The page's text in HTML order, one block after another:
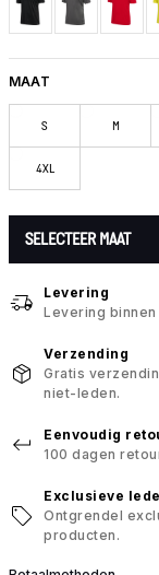
MAAT
S M
4XL
SELECTEER MAAT
Levering
Levering
Verzending
Gratis
niet-leden.
Eenvoudig
100 dagen
Exclusieve
Ontgrendel
producten.